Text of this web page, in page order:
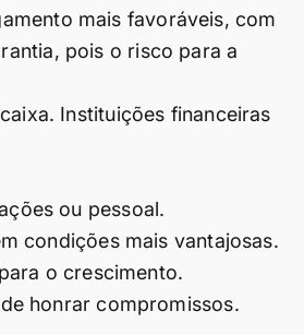
mais favoráveis, com
pois o risco para a
Instituições financeiras
ou pessoal.
condições mais vantajosas.
o crescimento.
honrar compromissos.